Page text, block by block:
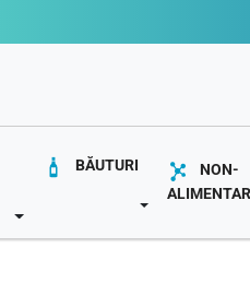
TOGGLE DROPDOWN
BĂUTURI
TOGGLE
NON-